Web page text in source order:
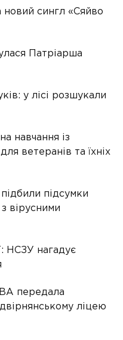
новий сингл «Сяйво
Патріарша
у лісі розшукали
навчання із
ветеранів та їхніх
підсумки
вірусними
НСЗУ нагадує
передала
ліцею